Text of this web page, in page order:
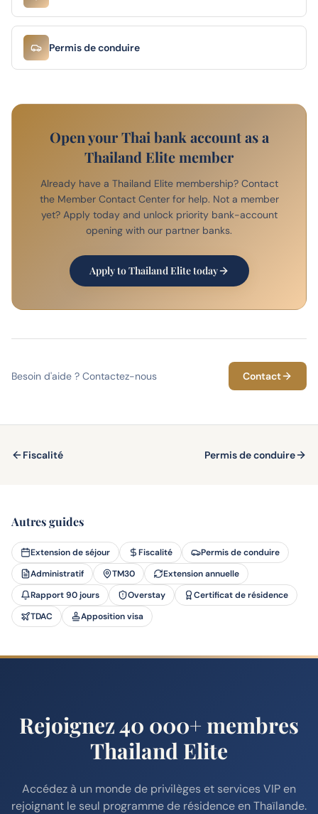
Permis de conduire
Open your Thai bank account as a
Thailand Elite member
Already have a Thailand Elite membership? Contact
the Member Contact Center for help. Not a member
yet? Apply today and unlock priority bank-account
opening with our partner banks.
Apply to Thailand Elite today
Besoin d'aide ? Contactez-nous Contact
Fiscalité Permis de conduire
Autres guides
Extension de séjour Fiscalité
Permis de conduire
Administratif
TM30
Extension annuelle
Rapport 90 jours
Overstay
Certificat de résidence
TDAC
Apposition visa
Rejoignez 40 000+ membres
Thailand Elite
Accédez à un monde de privilèges et services VIP en
rejoignant le seul programme de résidence en Thaïlande.